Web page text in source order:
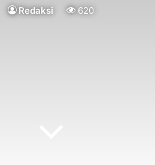
Redaksi 620